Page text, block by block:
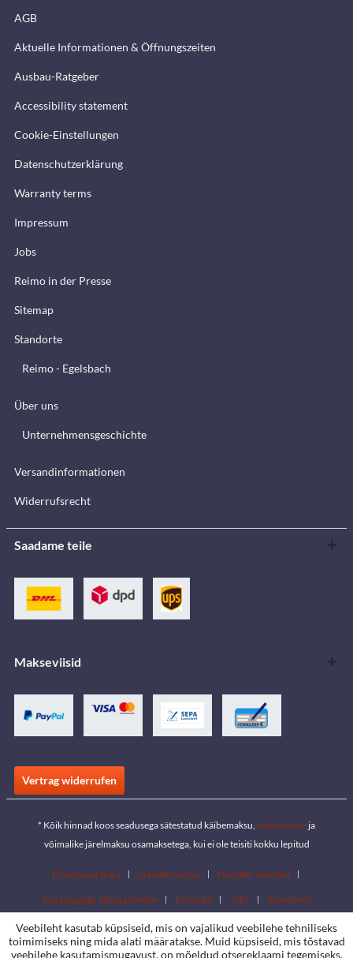
AGB
Aktuelle Informationen & Öffnungszeiten
Ausbau-Ratgeber
Accessibility statement
Cookie-Einstellungen
Datenschutzerklärung
Warranty terms
Impressum
Jobs
Reimo in der Presse
Sitemap
Standorte
Reimo - Egelsbach
Über uns
Unternehmensgeschichte
Versandinformationen
Widerrufsrecht
Saadame teile
Makseviisid
Vertrag widerrufen
* Kõik hinnad koos seadusega sätestatud käibemaksu, saatekulude ja
võimalike järelmaksu osamaksetega, kui ei ole teisiti kokku lepitud
Download area Händlersuche
Händler werden
Kataloogide allalaadimine
Kontakt Jobs Standorte
Veebileht kasutab küpsiseid, mis on vajalikud veebilehe tehniliseks
toimimiseks ning mida alati määratakse. Muid küpsiseid, mis tõstavad
veebilehe kasutamismugavust, on mõeldud otsereklaami tegemiseks,